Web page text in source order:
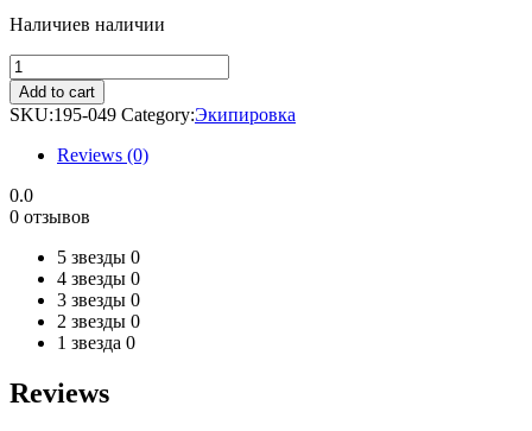
Наличиев наличии
Перчатки
велосипедные
взрослые
нейлон
цвета)
PRO
BIKER
Add to cart
SKU:195-049 Category:Экипировка
Reviews (0)
0.0
0 отзывов
5 звезды 0
4 звезды 0
3 звезды 0
2 звезды 0
1 звезда 0
Reviews